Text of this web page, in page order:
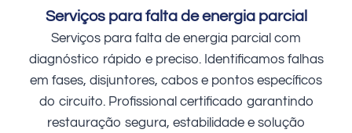
Serviços para falta de energia parcial
Serviços para falta de energia parcial com
diagnóstico rápido e preciso. Identificamos falhas
em fases, disjuntores, cabos e pontos específicos
do circuito. Profissional certificado garantindo
restauração segura, estabilidade e solução